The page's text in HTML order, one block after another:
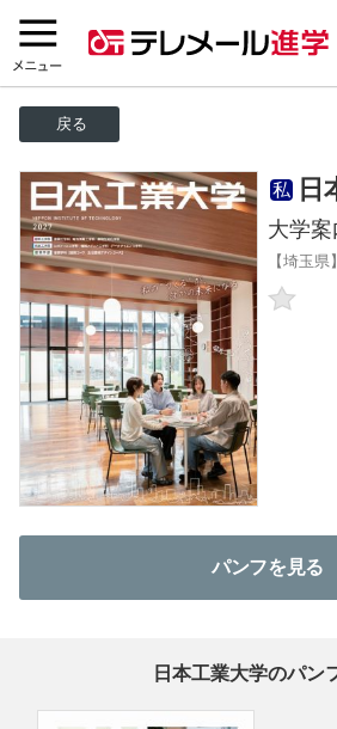
戻る
私 日
大学
【埼玉県】
パンフを見る
日本工業大学のパン